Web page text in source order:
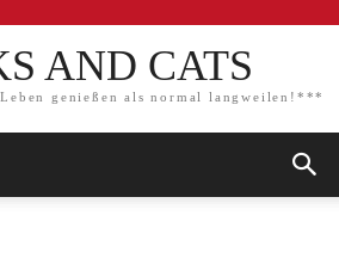
AND CATS
genießen als normal langweilen!***